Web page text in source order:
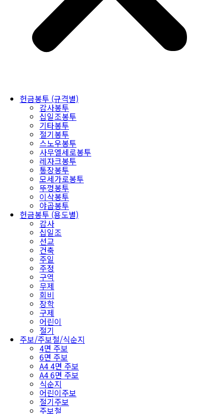
헌금봉투 (규격별)
감사봉투
십일조봉투
기타봉투
절기봉투
스노우봉투
사무엘세로봉투
레자크봉투
통장봉투
모세가로봉투
뚜껑봉투
이삭봉투
야곱봉투
헌금봉투 (용도별)
감사
십일조
선교
건축
주일
주정
구역
무제
회비
장학
구제
어린이
절기
주보/주보철/식순지
4면 주보
6면 주보
A4 4면 주보
A4 6면 주보
식순지
어린이주보
절기주보
주보철